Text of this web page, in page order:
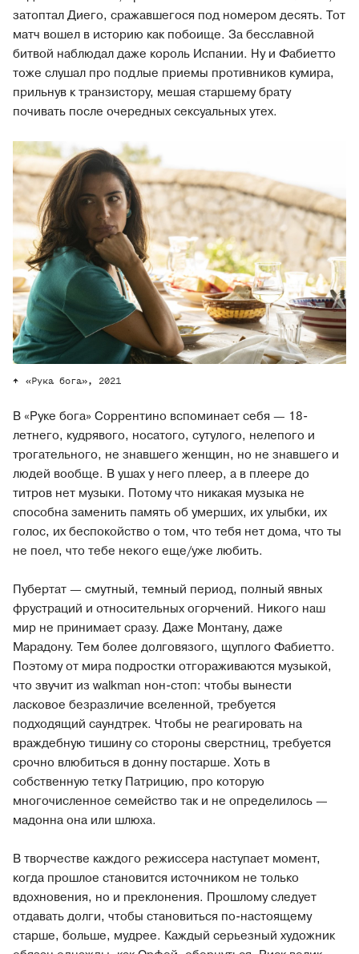
затоптал Диего, сражавшегося под номером десять. Тот
матч вошел в историю как побоище. За бесславной
битвой наблюдал даже король Испании. Ну и Фабиетто
тоже слушал про подлые приемы противников кумира,
прильнув к транзистору, мешая старшему брату
почивать после очередных сексуальных утех.
«Рука бога», 2021
В «Руке бога» Соррентино вспоминает себя — 18-
летнего, кудрявого, носатого, сутулого, нелепого и
трогательного, не знавшего женщин, но не знавшего и
людей вообще. В ушах у него плеер, а в плеере до
титров нет музыки. Потому что никакая музыка не
способна заменить память об умерших, их улыбки, их
голос, их беспокойство о том, что тебя нет дома, что ты
не поел, что тебе некого еще/уже любить.
Пубертат — смутный, темный период, полный явных
фрустраций и относительных огорчений. Никого наш
мир не принимает сразу. Даже Монтану, даже
Марадону. Тем более долговязого, щуплого Фабиетто.
Поэтому от мира подростки отгораживаются музыкой,
что звучит из walkman нон-стоп: чтобы вынести
ласковое безразличие вселенной, требуется
подходящий саундтрек. Чтобы не реагировать на
враждебную тишину со стороны сверстниц, требуется
срочно влюбиться в донну постарше. Хоть в
собственную тетку Патрицию, про которую
многочисленное семейство так и не определилось —
мадонна она или шлюха.
В творчестве каждого режиссера наступает момент,
когда прошлое становится источником не только
вдохновения, но и преклонения. Прошлому следует
отдавать долги, чтобы становиться по-настоящему
старше, больше, мудрее. Каждый серьезный художник